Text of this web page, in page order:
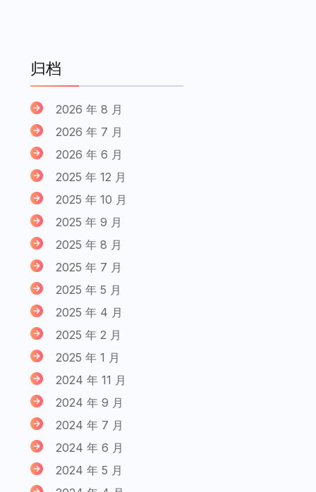
归档
2026 年 8 月
2026 年 7 月
2026 年 6 月
2025 年 12 月
2025 年 10 月
2025 年 9 月
2025 年 8 月
2025 年 7 月
2025 年 5 月
2025 年 4 月
2025 年 2 月
2025 年 1 月
2024 年 11 月
2024 年 9 月
2024 年 7 月
2024 年 6 月
2024 年 5 月